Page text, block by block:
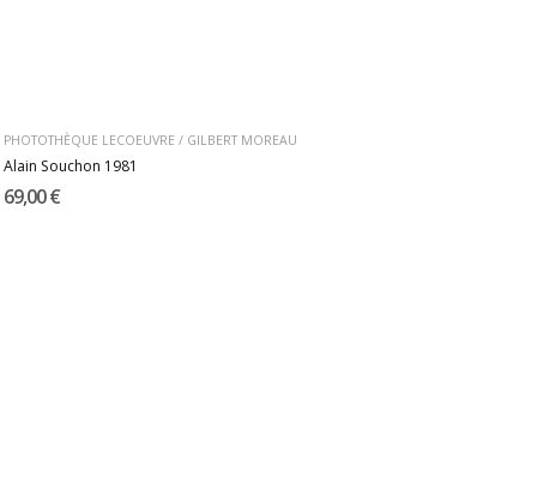
PHOTOTHÈQUE LECOEUVRE / GILBERT MOREAU
Alain Souchon 1981
69,00 €